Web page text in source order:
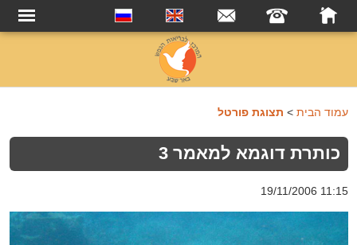
עמוד הבית > תצוגת פורטל
כותרת דוגמא למאמר 3
19/11/2006 11:15